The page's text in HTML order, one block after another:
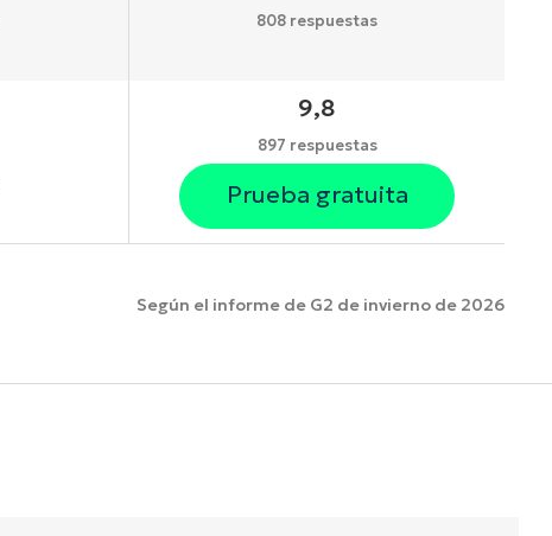
808 respuestas
9,8
897 respuestas
Prueba gratuita
Según el informe de G2 de invierno de 2026